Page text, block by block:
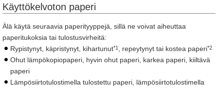
Käyttökelvoton paperi
Älä käytä seuraavia paperityyppejä, sillä ne voivat aiheuttaa
paperitukoksia tai tulostusvirheitä:
Rypistynyt, käpristynyt, kihartunut*1 , repeytynyt tai kostea paperi*2
Ohut lämpökopiopaperi, hyvin ohut paperi, karkea paperi, kiiltävä
paperi
Lämpösiirtotulostimella tulostettu paperi, lämpösiirtotulostimella